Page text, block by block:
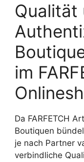
Qualität
im
Da FARFETCH
Boutiquen
je nach Partner
verbindliche